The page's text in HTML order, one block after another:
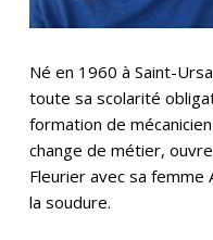
Né en 1960 à Saint-
toute sa scolarité
formation de
change de métier,
Fleurier avec sa femme
la soudure.